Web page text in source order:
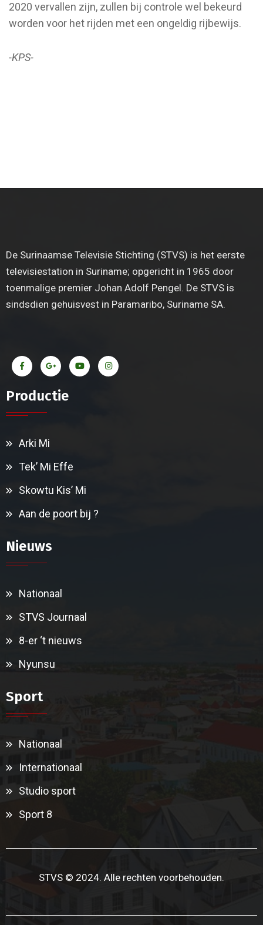
2020 vervallen zijn, zullen bij controle wel bekeurd
worden voor het rijden met een ongeldig rijbewijs.
-KPS-
De Surinaamse Televisie Stichting (STVS) is het eerste
televisiestation in Suriname; opgericht in 1965 door
toenmalige premier Johan Adolf Pengel. De STVS is
sindsdien gehuisvest in Paramaribo, Suriname SA.
Productie
Arki Mi
Tek’ Mi Effe
Skowtu Kis’ Mi
Aan de poort bij ?
Nieuws
Nationaal
STVS Journaal
8-er ‘t nieuws
Nyunsu
Sport
Nationaal
Internationaal
Studio sport
Sport 8
STVS © 2024. Alle rechten voorbehouden.